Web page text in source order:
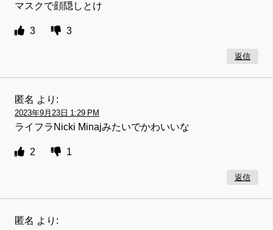
マスクで顔隠しとけ
3 3
返信
匿名 より:
2023年9月23日 1:29 PM
ライフラNicki Minajみたいでかわいいな
2 1
返信
匿名 より: